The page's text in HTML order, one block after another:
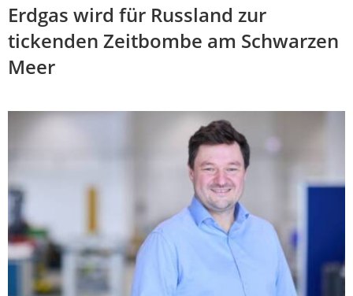
Erdgas wird für Russland zur
tickenden Zeitbombe am Schwarzen
Meer